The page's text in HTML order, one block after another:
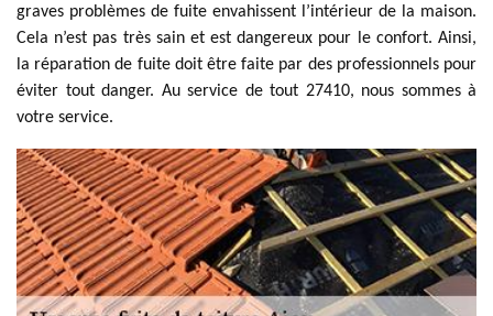
graves problèmes de fuite envahissent l’intérieur de la maison.
Cela n’est pas très sain et est dangereux pour le confort. Ainsi,
la réparation de fuite doit être faite par des professionnels pour
éviter tout danger. Au service de tout 27410, nous sommes à
votre service.